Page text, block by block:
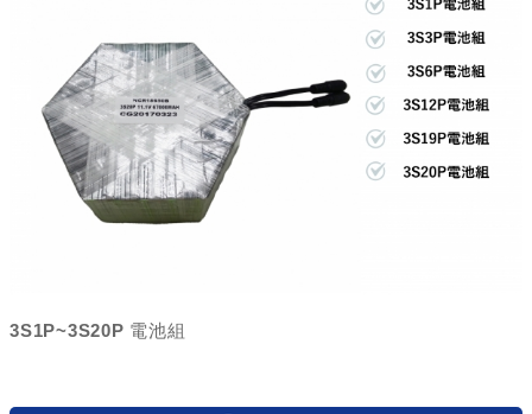
3S1P~3S20P 電池組